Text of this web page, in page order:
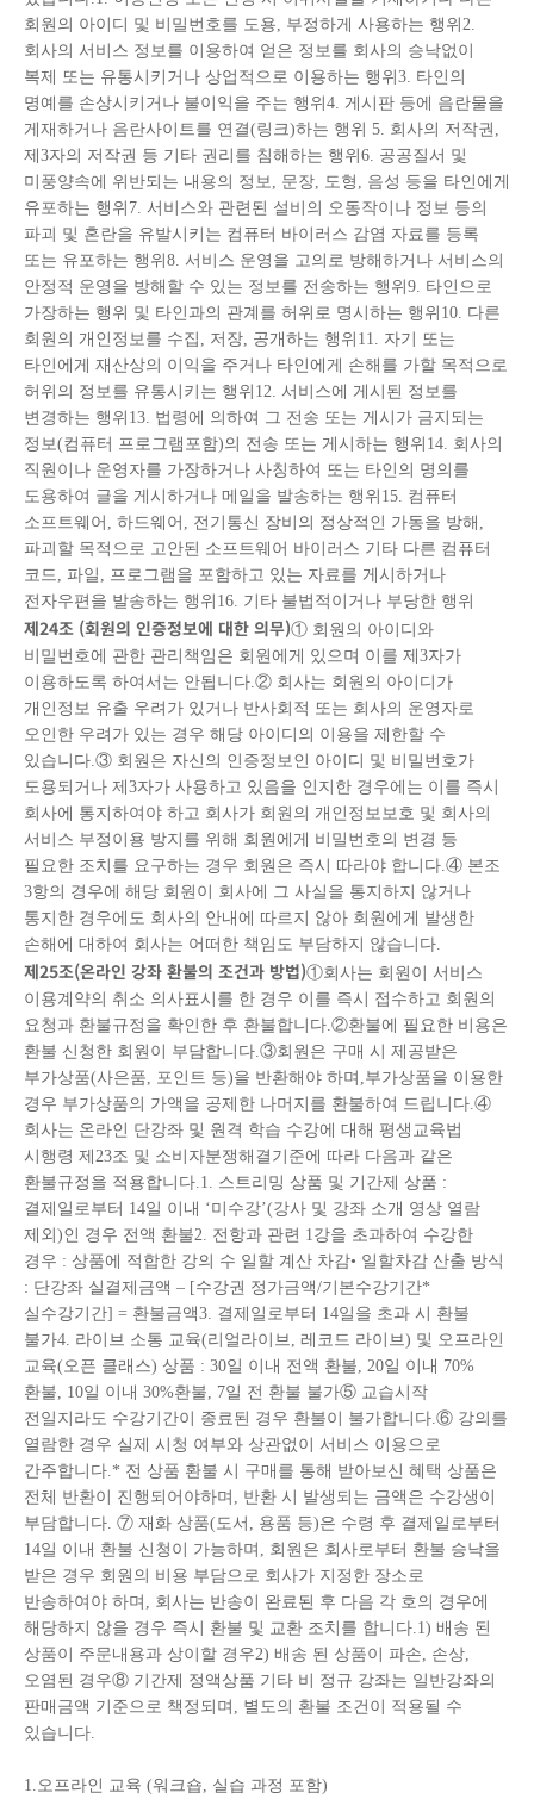
회원의 아이디 및 비밀번호를 도용, 부정하게 사용하는 행위2.
회사의 서비스 정보를 이용하여 얻은 정보를 회사의 승낙없이
복제 또는 유통시키거나 상업적으로 이용하는 행위3. 타인의
명예를 손상시키거나 불이익을 주는 행위4. 게시판 등에 음란물을
게재하거나 음란사이트를 연결(링크)하는 행위 5. 회사의 저작권,
제3자의 저작권 등 기타 권리를 침해하는 행위6. 공공질서 및
미풍양속에 위반되는 내용의 정보, 문장, 도형, 음성 등을 타인에게
유포하는 행위7. 서비스와 관련된 설비의 오동작이나 정보 등의
파괴 및 혼란을 유발시키는 컴퓨터 바이러스 감염 자료를 등록
또는 유포하는 행위8. 서비스 운영을 고의로 방해하거나 서비스의
안정적 운영을 방해할 수 있는 정보를 전송하는 행위9. 타인으로
가장하는 행위 및 타인과의 관계를 허위로 명시하는 행위10. 다른
회원의 개인정보를 수집, 저장, 공개하는 행위11. 자기 또는
타인에게 재산상의 이익을 주거나 타인에게 손해를 가할 목적으로
허위의 정보를 유통시키는 행위12. 서비스에 게시된 정보를
변경하는 행위13. 법령에 의하여 그 전송 또는 게시가 금지되는
정보(컴퓨터 프로그램포함)의 전송 또는 게시하는 행위14. 회사의
직원이나 운영자를 가장하거나 사칭하여 또는 타인의 명의를
도용하여 글을 게시하거나 메일을 발송하는 행위15. 컴퓨터
소프트웨어, 하드웨어, 전기통신 장비의 정상적인 가동을 방해,
파괴할 목적으로 고안된 소프트웨어 바이러스 기타 다른 컴퓨터
코드, 파일, 프로그램을 포함하고 있는 자료를 게시하거나
전자우편을 발송하는 행위16. 기타 불법적이거나 부당한 행위
제24조 (회원의 인증정보에 대한 의무)① 회원의 아이디와
비밀번호에 관한 관리책임은 회원에게 있으며 이를 제3자가
이용하도록 하여서는 안됩니다.② 회사는 회원의 아이디가
개인정보 유출 우려가 있거나 반사회적 또는 회사의 운영자로
오인한 우려가 있는 경우 해당 아이디의 이용을 제한할 수
있습니다.③ 회원은 자신의 인증정보인 아이디 및 비밀번호가
도용되거나 제3자가 사용하고 있음을 인지한 경우에는 이를 즉시
회사에 통지하여야 하고 회사가 회원의 개인정보보호 및 회사의
서비스 부정이용 방지를 위해 회원에게 비밀번호의 변경 등
필요한 조치를 요구하는 경우 회원은 즉시 따라야 합니다.④ 본조
3항의 경우에 해당 회원이 회사에 그 사실을 통지하지 않거나
통지한 경우에도 회사의 안내에 따르지 않아 회원에게 발생한
손해에 대하여 회사는 어떠한 책임도 부담하지 않습니다.
제25조(온라인 강좌 환불의 조건과 방법)①회사는 회원이 서비스
이용계약의 취소 의사표시를 한 경우 이를 즉시 접수하고 회원의
요청과 환불규정을 확인한 후 환불합니다.②환불에 필요한 비용은
환불 신청한 회원이 부담합니다.③회원은 구매 시 제공받은
부가상품(사은품, 포인트 등)을 반환해야 하며,부가상품을 이용한
경우 부가상품의 가액을 공제한 나머지를 환불하여 드립니다.④
회사는 온라인 단강좌 및 원격 학습 수강에 대해 평생교육법
시행령 제23조 및 소비자분쟁해결기준에 따라 다음과 같은
환불규정을 적용합니다.1. 스트리밍 상품 및 기간제 상품 :
결제일로부터 14일 이내 ‘미수강’(강사 및 강좌 소개 영상 열람
제외)인 경우 전액 환불2. 전항과 관련 1강을 초과하여 수강한
경우 : 상품에 적합한 강의 수 일할 계산 차감• 일할차감 산출 방식
: 단강좌 실결제금액 – [수강권 정가금액/기본수강기간*
실수강기간] = 환불금액3. 결제일로부터 14일을 초과 시 환불
불가4. 라이브 소통 교육(리얼라이브, 레코드 라이브) 및 오프라인
교육(오픈 클래스) 상품 : 30일 이내 전액 환불, 20일 이내 70%
환불, 10일 이내 30%환불, 7일 전 환불 불가⑤ 교습시작
전일지라도 수강기간이 종료된 경우 환불이 불가합니다.⑥ 강의를
열람한 경우 실제 시청 여부와 상관없이 서비스 이용으로
간주합니다.* 전 상품 환불 시 구매를 통해 받아보신 혜택 상품은
전체 반환이 진행되어야하며, 반환 시 발생되는 금액은 수강생이
부담합니다. ⑦ 재화 상품(도서, 용품 등)은 수령 후 결제일로부터
14일 이내 환불 신청이 가능하며, 회원은 회사로부터 환불 승낙을
받은 경우 회원의 비용 부담으로 회사가 지정한 장소로
반송하여야 하며, 회사는 반송이 완료된 후 다음 각 호의 경우에
해당하지 않을 경우 즉시 환불 및 교환 조치를 합니다.1) 배송 된
상품이 주문내용과 상이할 경우2) 배송 된 상품이 파손, 손상,
오염된 경우⑧ 기간제 정액상품 기타 비 정규 강좌는 일반강좌의
판매금액 기준으로 책정되며, 별도의 환불 조건이 적용될 수
있습니다.
1.오프라인 교육 (워크숍, 실습 과정 포함)